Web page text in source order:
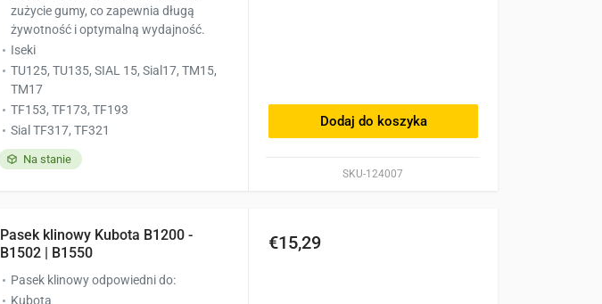
Na stanie
SKU-124007
zużycie gumy, co zapewnia długą
żywotność i optymalną wydajność.
Iseki
TU125, TU135, SIAL 15, Sial17, TM15,
TM17
TF153, TF173, TF193
Sial TF317, TF321
Dodaj do koszyka
Pasek klinowy Kubota B1200 -
B1502 | B1550
Pasek klinowy odpowiedni do:
Kubota
€15,29